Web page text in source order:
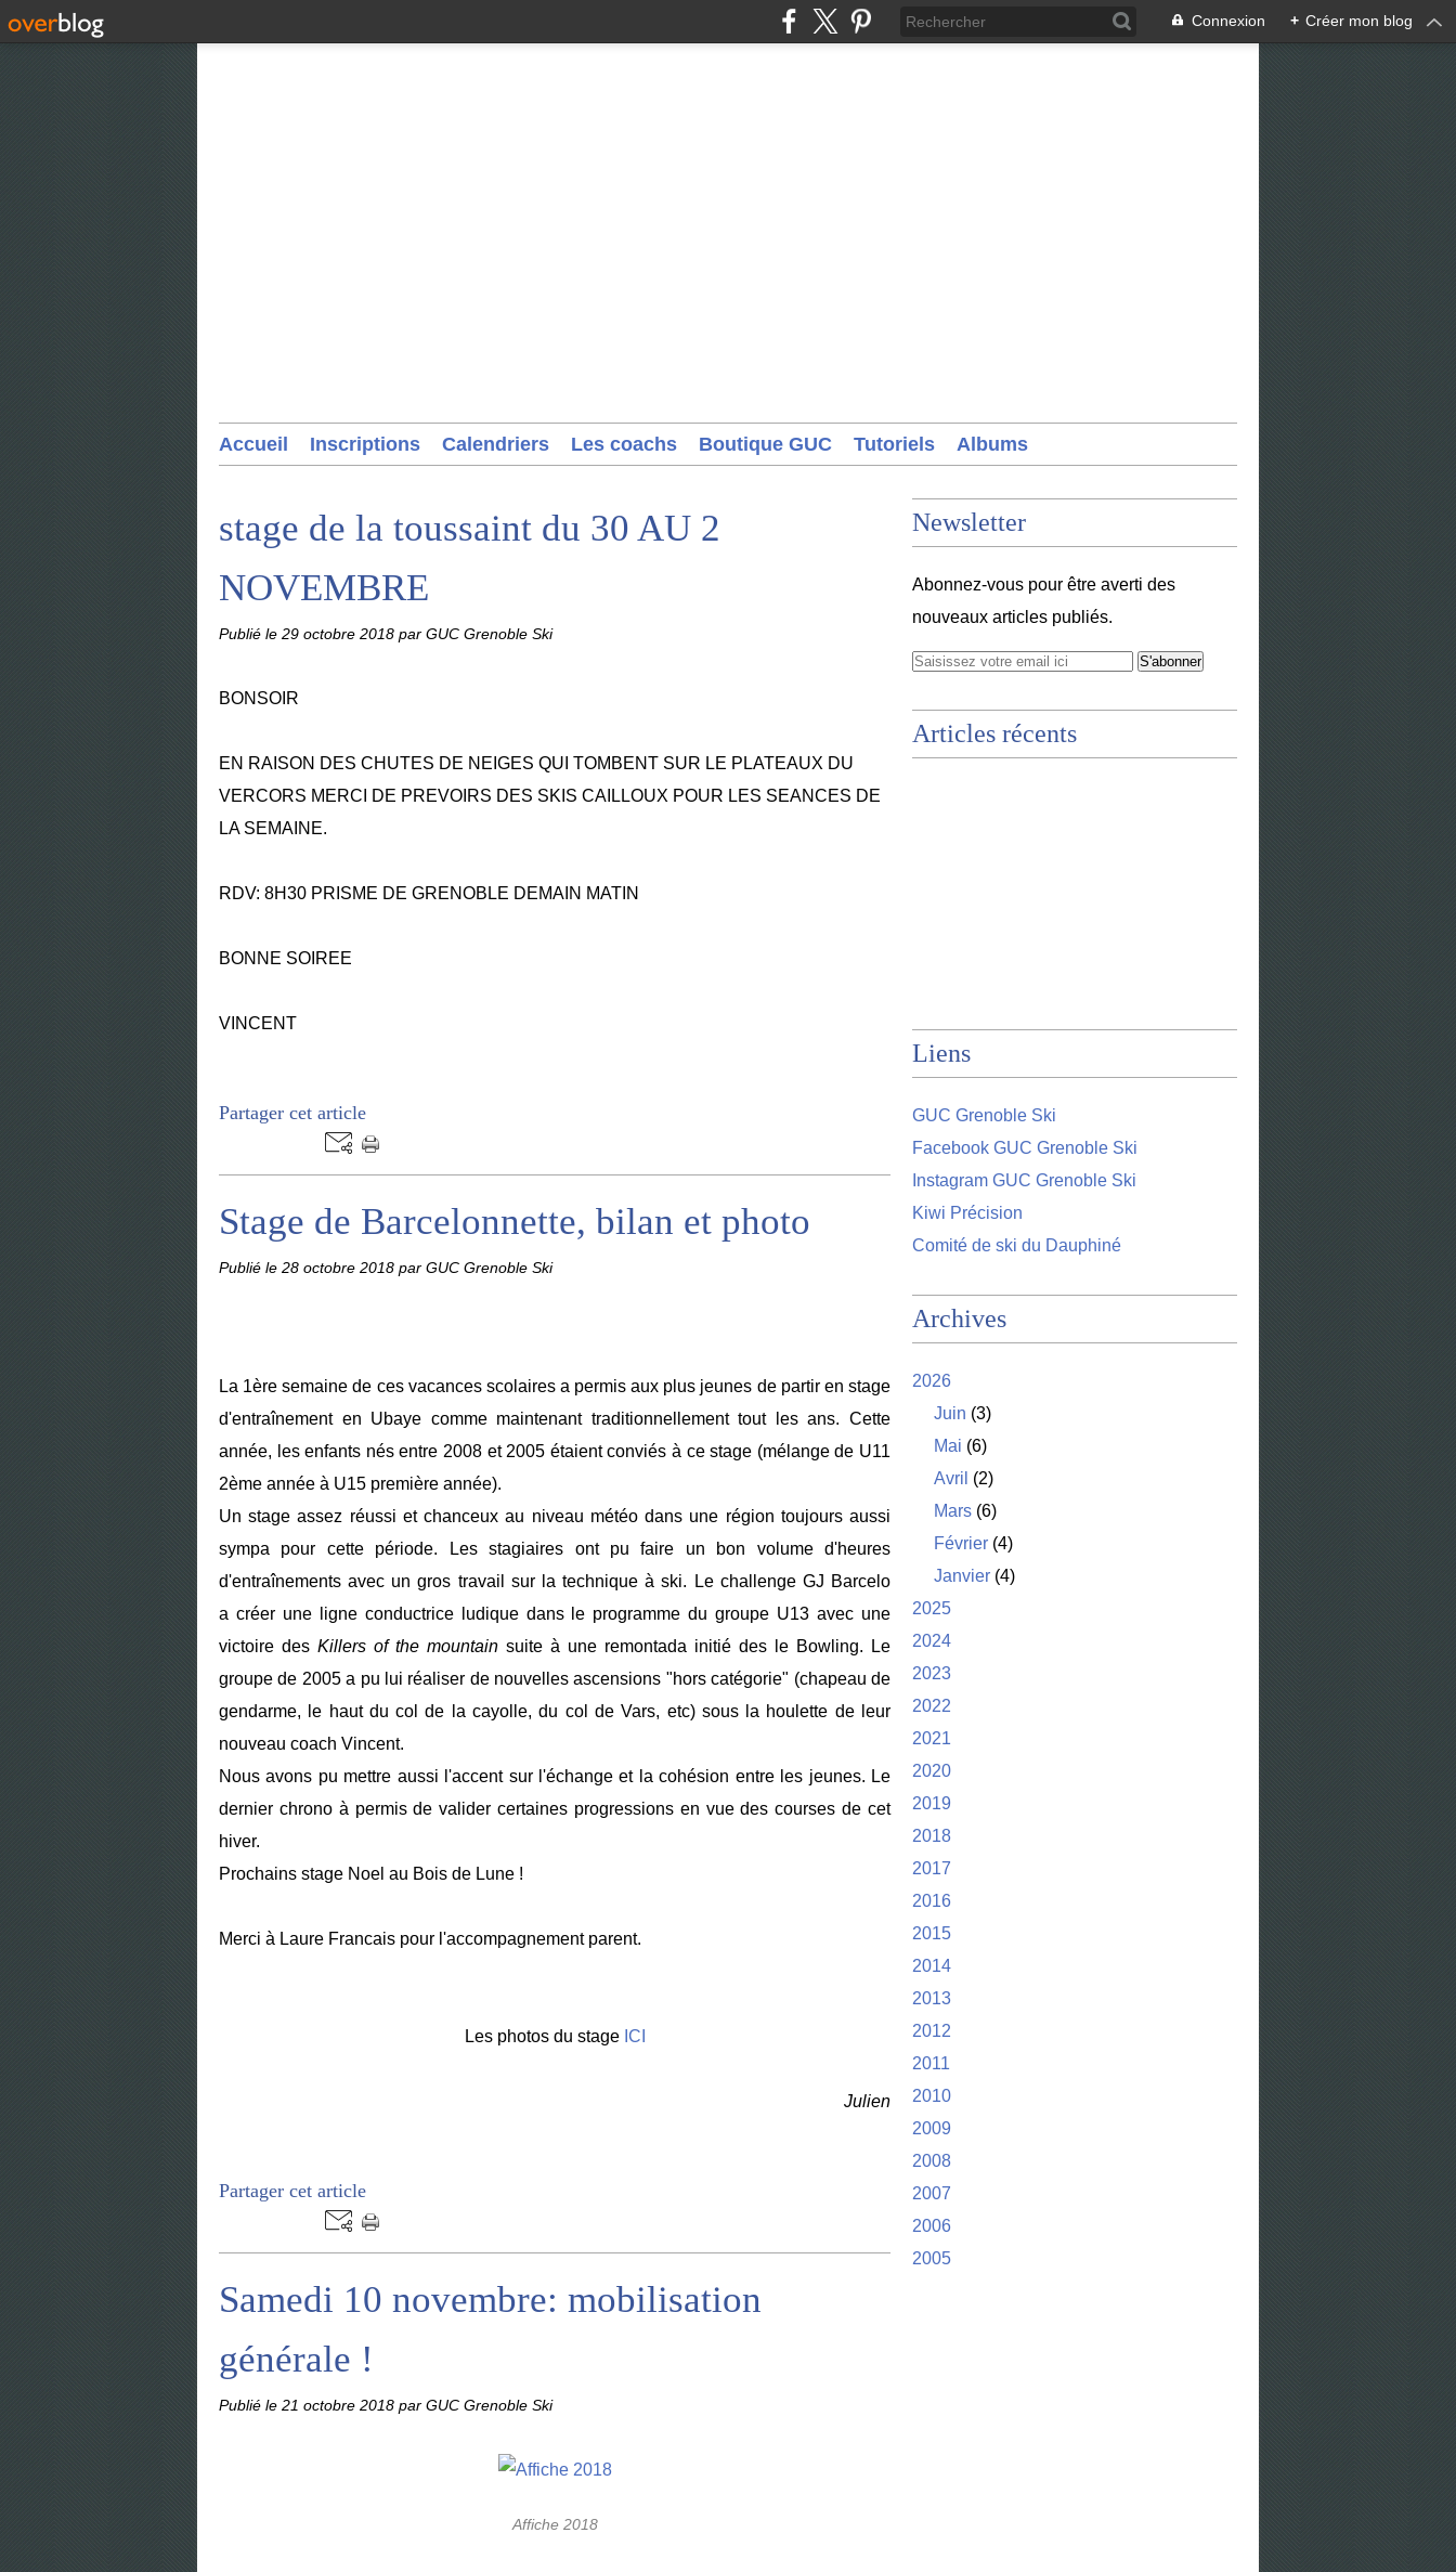
Connexion + Créer mon blog
Accueil Inscriptions Calendriers Les coachs Boutique GUC Tutoriels Albums
stage de la toussaint du 30 AU 2
NOVEMBRE
Publié le 29 octobre 2018 par GUC Grenoble Ski
BONSOIR
EN RAISON DES CHUTES DE NEIGES QUI TOMBENT SUR LE PLATEAUX DU
VERCORS MERCI DE PREVOIRS DES SKIS CAILLOUX POUR LES SEANCES DE
LA SEMAINE.
RDV: 8H30 PRISME DE GRENOBLE DEMAIN MATIN
BONNE SOIREE
VINCENT
Partager cet article
Stage de Barcelonnette, bilan et photo
Publié le 28 octobre 2018 par GUC Grenoble Ski
La 1ère semaine de ces vacances scolaires a permis aux plus jeunes de partir en stage
d'entraînement en Ubaye comme maintenant traditionnellement tout les ans. Cette
année, les enfants nés entre 2008 et 2005 étaient conviés à ce stage (mélange de U11
2ème année à U15 première année).
Un stage assez réussi et chanceux au niveau météo dans une région toujours aussi
sympa pour cette période. Les stagiaires ont pu faire un bon volume d'heures
d'entraînements avec un gros travail sur la technique à ski. Le challenge GJ Barcelo
a créer une ligne conductrice ludique dans le programme du groupe U13 avec une
victoire des Killers of the mountain suite à une remontada initié des le Bowling. Le
groupe de 2005 a pu lui réaliser de nouvelles ascensions "hors catégorie" (chapeau de
gendarme, le haut du col de la cayolle, du col de Vars, etc) sous la houlette de leur
nouveau coach Vincent.
Nous avons pu mettre aussi l'accent sur l'échange et la cohésion entre les jeunes. Le
dernier chrono à permis de valider certaines progressions en vue des courses de cet
hiver.
Prochains stage Noel au Bois de Lune !
Merci à Laure Francais pour l'accompagnement parent.
Les photos du stage ICI
Julien
Partager cet article
Samedi 10 novembre: mobilisation
générale !
Publié le 21 octobre 2018 par GUC Grenoble Ski
Affiche 2018
Newsletter
Abonnez-vous pour être averti des
nouveaux articles publiés.
Articles récents
Liens
GUC Grenoble Ski
Facebook GUC Grenoble Ski
Instagram GUC Grenoble Ski
Kiwi Précision
Comité de ski du Dauphiné
Archives
2026
Juin (3)
Mai (6)
Avril (2)
Mars (6)
Février (4)
Janvier (4)
2025
2024
2023
2022
2021
2020
2019
2018
2017
2016
2015
2014
2013
2012
2011
2010
2009
2008
2007
2006
2005